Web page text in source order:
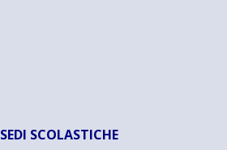
SEDI SCOLASTICHE